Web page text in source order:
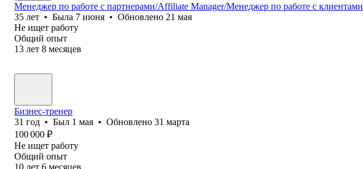
Менеджер по работе с партнерами/Affiliate Manager/Менеджер по работе с клиентами
35 лет • Была 7 июня • Обновлено 21 мая
Не ищет работу
Общий опыт
13 лет 8 месяцев
Бизнес-тренер
31 год • Был 1 мая • Обновлено 31 марта
100 000 ₽
Не ищет работу
Общий опыт
10 лет 6 месяцев